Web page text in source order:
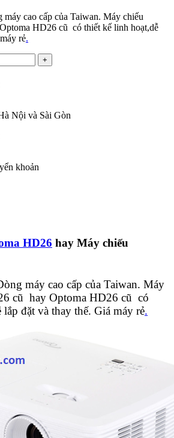
cao cấp của Taiwan. Máy chiếu
HD26 cũ có thiết kế linh hoạt,dễ
rẻ.
+
Nội và Sài Gòn
khoản
HD26 hay Máy chiếu
máy cao cấp của Taiwan. Máy
cũ hay Optoma HD26 cũ có
đặt và thay thế. Giá máy rẻ.